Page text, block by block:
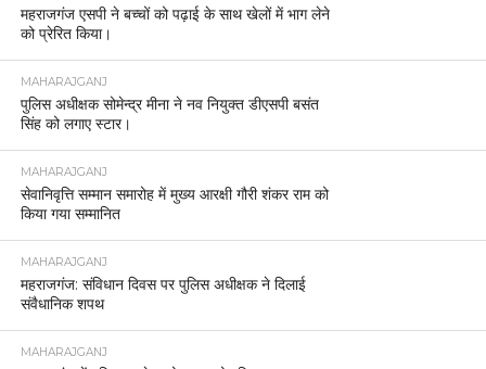
महराजगंज एसपी ने बच्चों को पढ़ाई के साथ खेलों में भाग लेने
को प्रेरित किया।
MAHARAJGANJ
पुलिस अधीक्षक सोमेन्द्र मीना ने नव नियुक्त डीएसपी बसंत
सिंह को लगाए स्टार।
MAHARAJGANJ
सेवानिवृत्ति सम्मान समारोह में मुख्य आरक्षी गौरी शंकर राम को
किया गया सम्मानित
MAHARAJGANJ
महराजगंज: संविधान दिवस पर पुलिस अधीक्षक ने दिलाई
संवैधानिक शपथ
MAHARAJGANJ